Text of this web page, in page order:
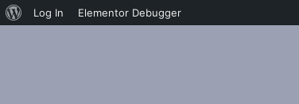
About
Log In Elementor Debugger